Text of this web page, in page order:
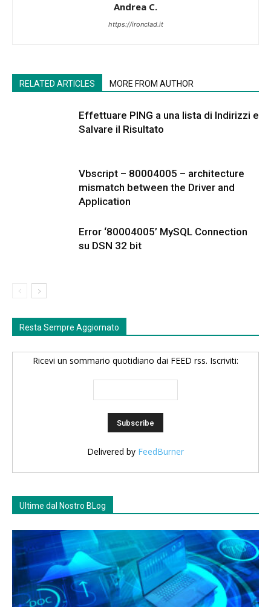
Andrea C.
https://ironclad.it
RELATED ARTICLES MORE FROM AUTHOR
Effettuare PING a una lista di Indirizzi e
Salvare il Risultato
Vbscript – 80004005 – architecture
mismatch between the Driver and
Application
Error ‘80004005’ MySQL Connection
su DSN 32 bit
Resta Sempre Aggiornato
Ricevi un sommario quotidiano dai FEED rss. Iscriviti:
Delivered by FeedBurner
Ultime dal Nostro BLog